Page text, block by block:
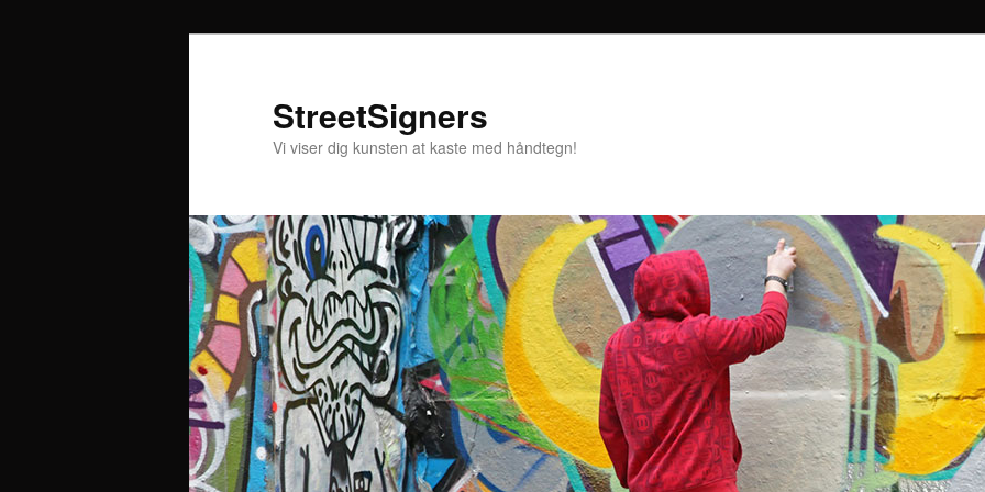
StreetSigners
Vi viser dig kunsten at kaste med håndtegn!